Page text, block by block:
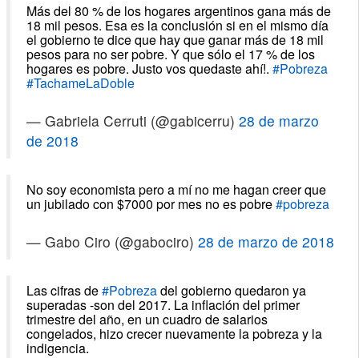
Más del 80 % de los hogares argentinos gana más de
18 mil pesos. Esa es la conclusión si en el mismo día
el gobierno te dice que hay que ganar más de 18 mil
pesos para no ser pobre. Y que sólo el 17 % de los
hogares es pobre. Justo vos quedaste ahí!. #Pobreza
#TachameLaDoble
— Gabriela Cerruti (@gabicerru) 28 de marzo
de 2018
No soy economista pero a mí no me hagan creer que
un jubilado con $7000 por mes no es pobre#pobreza
— Gabo Ciro (@gabociro) 28 de marzo de 2018
Las cifras de#Pobrezadel gobierno quedaron ya
superadas -son del 2017. La inflación del primer
trimestre del año, en un cuadro de salarios
congelados, hizo crecer nuevamente la pobreza y la
indigencia.